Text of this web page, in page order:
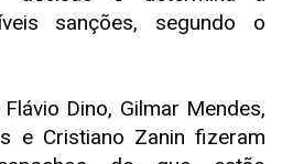
sanções, segundo o
Dino, Gilmar Mendes,
e Cristiano Zanin fizeram